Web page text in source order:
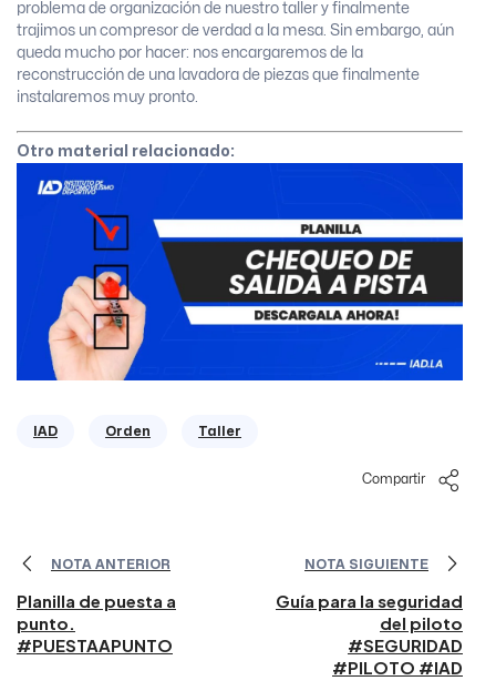
problema de organización de nuestro taller y finalmente
trajimos un compresor de verdad a la mesa. Sin embargo, aún
queda mucho por hacer: nos encargaremos de la
reconstrucción de una lavadora de piezas que finalmente
instalaremos muy pronto.
Otro material relacionado:
IAD Orden Taller
Compartir
NOTA ANTERIOR
Planilla de puesta a
punto.
#PUESTAAPUNTO
NOTA SIGUIENTE
Guía para la seguridad
del piloto
#SEGURIDAD
#PILOTO #IAD